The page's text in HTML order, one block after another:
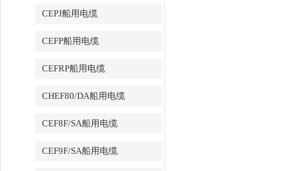
CEPJ船用电缆
CEFP船用电缆
CEFRP船用电缆
CHEF80/DA船用电缆
CEF8F/SA船用电缆
CEF9F/SA船用电缆